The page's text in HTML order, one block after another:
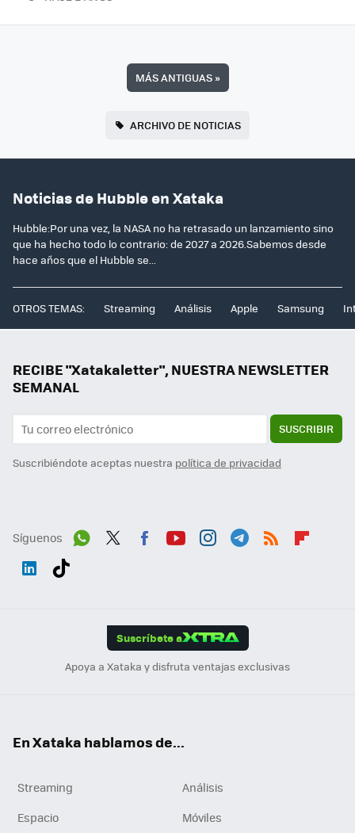
MÁS ANTIGUAS»
ARCHIVO DE NOTICIAS
Noticias de Hubble en Xataka
Hubble:Por una vez, la NASA no ha retrasado un lanzamiento sino
que ha hecho todo lo contrario: de 2027 a 2026.Sabemos desde
hace años que el Hubble se...
OTROS TEMAS: Streaming Análisis Apple Samsung
RECIBE "Xatakaletter", NUESTRA NEWSLETTER
SEMANAL
SUSCRIBIR
Suscribiéndote aceptas nuestra política de privacidad
Síguenos
Suscríbete a
Apoya a Xataka y disfruta ventajas exclusivas
En Xataka hablamos de...
Streaming
Análisis
Espacio
Móviles